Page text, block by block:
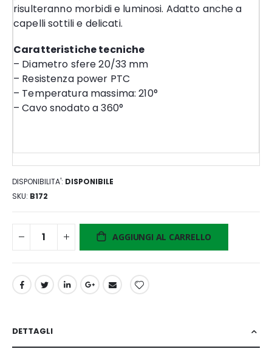
risulteranno morbidi e luminosi. Adatto anche a
capelli sottili e delicati.
Caratteristiche tecniche
– Diametro sfere 20/33 mm
– Resistenza power PTC
– Temperatura massima: 210°
– Cavo snodato a 360°
DISPONIBILITA': DISPONIBILE
SKU B172
AGGIUNGI AL CARRELLO
DETTAGLI